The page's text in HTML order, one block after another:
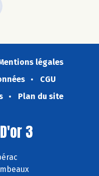
légales
CGU
Plan du site
3